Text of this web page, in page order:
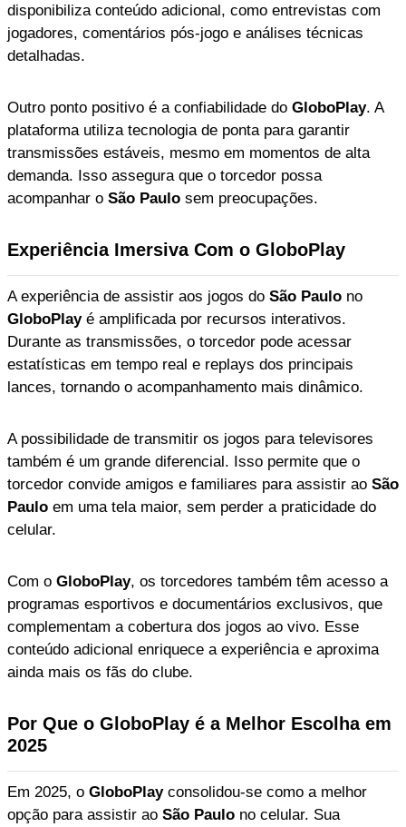
disponibiliza conteúdo adicional, como entrevistas com
jogadores, comentários pós-jogo e análises técnicas
detalhadas.
Outro ponto positivo é a confiabilidade do GloboPlay. A
plataforma utiliza tecnologia de ponta para garantir
transmissões estáveis, mesmo em momentos de alta
demanda. Isso assegura que o torcedor possa
acompanhar o São Paulo sem preocupações.
Experiência Imersiva Com o GloboPlay
A experiência de assistir aos jogos do São Paulo no
GloboPlayé amplificada por recursos interativos.
Durante as transmissões, o torcedor pode acessar
estatísticas em tempo real e replays dos principais
lances, tornando o acompanhamento mais dinâmico.
A possibilidade de transmitir os jogos para televisores
também é um grande diferencial. Isso permite que o
torcedor convide amigos e familiares para assistir ao São
Paulo em uma tela maior, sem perder a praticidade do
celular.
Com o GloboPlay, os torcedores também têm acesso a
programas esportivos e documentários exclusivos, que
complementam a cobertura dos jogos ao vivo. Esse
conteúdo adicional enriquece a experiência e aproxima
ainda mais os fãs do clube.
Por Que o GloboPlay é a Melhor Escolha em
2025
Em 2025, o GloboPlayconsolidou-se como a melhor
opção para assistir ao São Paulo no celular. Sua